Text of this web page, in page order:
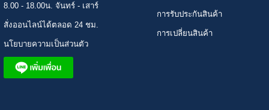
8.00 - 18.00น. จันทร์ - เสาร์
สั่งออนไลน์ได้ตลอด 24 ชม.
นโยบายความเป็นส่วนตัว
การรับประกันสินค้า
การเปลี่ยนสินค้า